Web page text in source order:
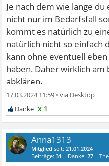
Je nach dem wie lange
nicht nur im Bedarfsfall
kommt es natürlich zu
natürlich nicht so einfach
kann ohne eventuell
haben. Daher wirklich
abklären.
17.03.2024 11:59 •
x 1
Anna1313
Mitglied seit:21.01.2024
Beiträge:31 Danke:27